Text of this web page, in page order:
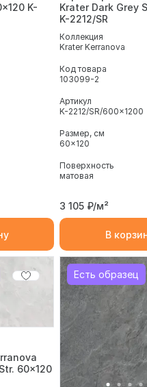
K-
Krater Dark Grey
K-2212/SR
Коллекция
Krater Kerranova
Код товара
103099-2
Артикул
K-2212/SR/600x1200
Размер, см
60x120
Поверхность
матовая
3 105 ₽/м²
В
60x120
Есть образец